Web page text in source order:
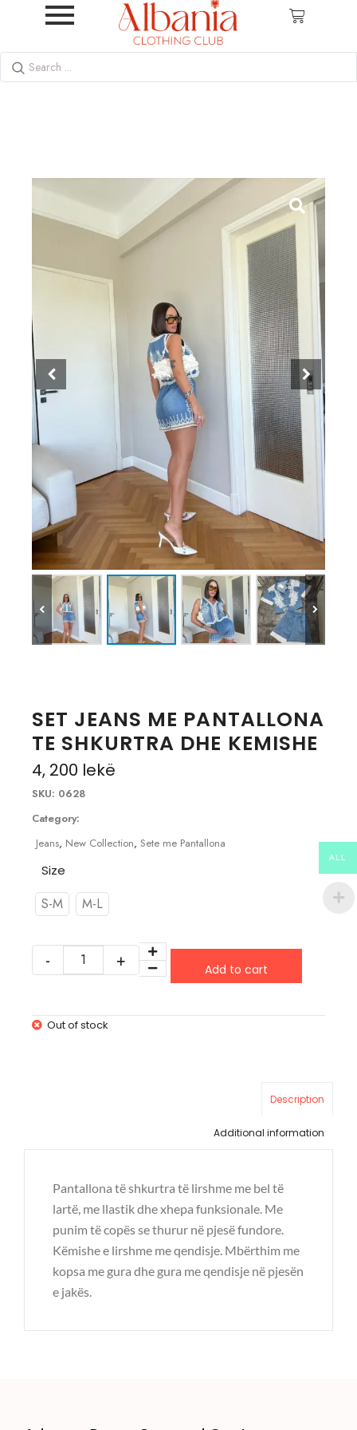
SET JEANS ME PANTALLONA
TE SHKURTRA DHE KEMISHE
4, 200 lekë
SKU: 0628
Category:
Jeans, New Collection, Sete me Pantallona
Size
S-M M-L
Add to cart
Out of stock
Description
Additional information
Pantallona të shkurtra të lirshme me bel të
lartë, me llastik dhe xhepa funksionale. Me
punim të copës se thurur në pjesë fundore.
Këmishe e lirshme me qendisje. Mbërthim me
kopsa me gura dhe gura me qendisje në pjesën
e jakës.
ALL